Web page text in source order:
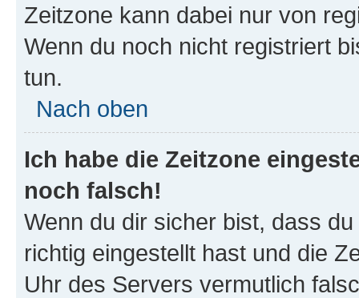
Zeitzone kann dabei nur von
Wenn du noch nicht registriert
tun.
Nach oben
Ich habe die Zeitzone
noch falsch!
Wenn du dir sicher bist, dass
richtig eingestellt hast und die
Uhr des Servers vermutlich